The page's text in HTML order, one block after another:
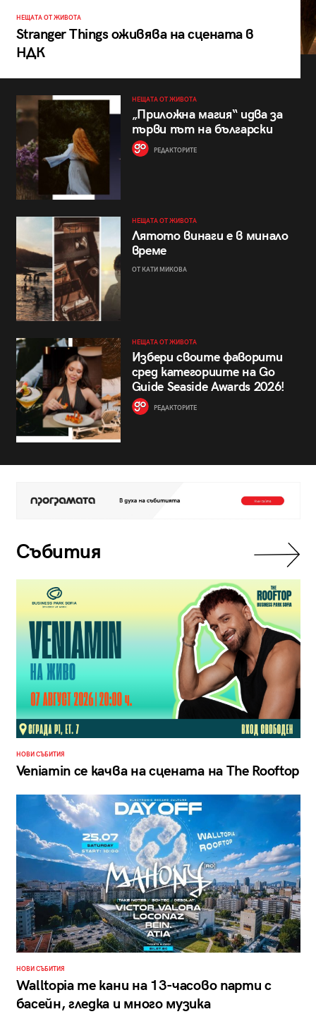
НЕЩАТА ОТ ЖИВОТА
Stranger Things оживява на сцената в
НДК
НЕЩАТА ОТ ЖИВОТА
„Приложна магия“ идва за
първи път на български
РЕДАКТОРИТЕ
НЕЩАТА ОТ ЖИВОТА
Лятото винаги е в минало
време
ОТ КАТИ МИКОВА
НЕЩАТА ОТ ЖИВОТА
Избери своите фаворити
сред категориите на Go
Guide Seaside Awards 2026!
РЕДАКТОРИТЕ
Събития
НОВИ СЪБИТИЯ
Veniamin се качва на сцената на The Rooftop
НОВИ СЪБИТИЯ
Walltopia те кани на 13-часово парти с
басейн, гледка и много музика